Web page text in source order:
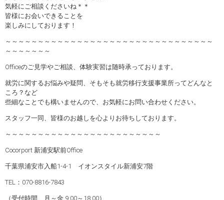
気軽にご相談くださいね＊＊
皆様にお会いできることを
楽しみにしております！
～～～～～～～～～～～～～～～～～～～～～～～～～～～～～～～～
～～～～～～～
Officeのご見学やご相談、体験実習は随時承っております。
就労に関するお悩みや疑問、そもそも就労移行支援事業所ってどんなと
ころ？など
些細なことでも構いませんので、お気軽にお問い合わせください。
スタッフ一同、皆様のお越しを心よりお待ちしております。
～～～～～～～～～～～～～～～～～～～～～～～～
Cocorport 新浦安駅前Office
千葉県浦安市入船1-4-1 イオンスタイル新浦安7階
TEL：070-8816-7843
（受付時間 月～金 9:00～18:00）